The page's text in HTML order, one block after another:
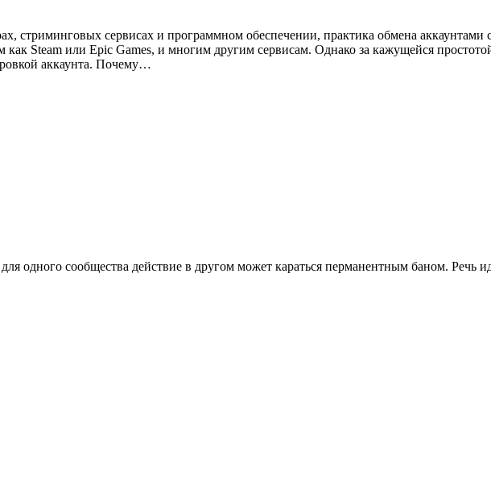
стриминговых сервисах и программном обеспечении, практика обмена аккаунтами
Steam или Epic Games, и многим другим сервисам. Однако за кажущейся
аккаунта. Почему…
одного сообщества действие в другом может караться перманентным баном. Речь